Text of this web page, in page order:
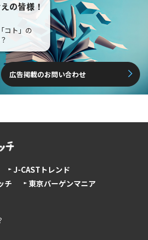
の皆様！
コト」の
広告掲載のお問い合わせ
J-CASTトレンド
チ
東京バーゲンマニア